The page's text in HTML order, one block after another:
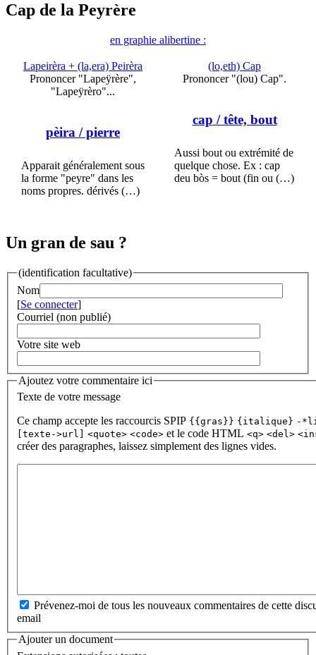
Cap de la Peyrère
en graphie alibertine :
Lapeirèra + (la,era) Peirèra
Prononcer "Lapeÿrère",
"Lapeÿrèro"...
pèira / pierre
Apparait généralement sous
la forme "peyre" dans les
noms propres. dérivés (…)
(lo,eth) Cap
Prononcer "(lou) Cap".
cap / tête, bout
Aussi bout ou extrémité de
quelque chose. Ex : cap
deu bòs = bout (fin ou (…)
Un gran de sau ?
(identification facultative)
Nom
[Se connecter]
Courriel (non publié)
Votre site web
Ajoutez votre commentaire ici
Texte de votre message
Ce champ accepte les raccourcis SPIP {{gras}} {italique} -
[texte->url]
<quote> <code> et le code HTML <q> <del>
créer des paragraphes, laissez simplement des lignes vides.
Prévenez-moi de tous les nouveaux commentaires de cette
email
Ajouter un document